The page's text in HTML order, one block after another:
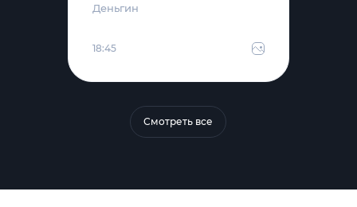
Деньгин
18:45
Смотреть все